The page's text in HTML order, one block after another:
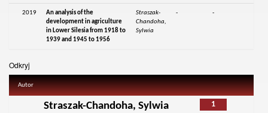
2019
An analysis of the
development in agriculture
in Lower Silesia from 1918 to
1939 and 1945 to 1956
Straszak-
Chandoha,
Sylwia
- -
Odkryj
Autor
1
Straszak-Chandoha, Sylwia